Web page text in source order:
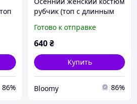
86%
рубчик (топ с длинным
(S-L размер)
Готово к отправке
640₴
Купить
Bloomy 86%